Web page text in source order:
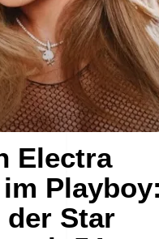
Electra
der Star